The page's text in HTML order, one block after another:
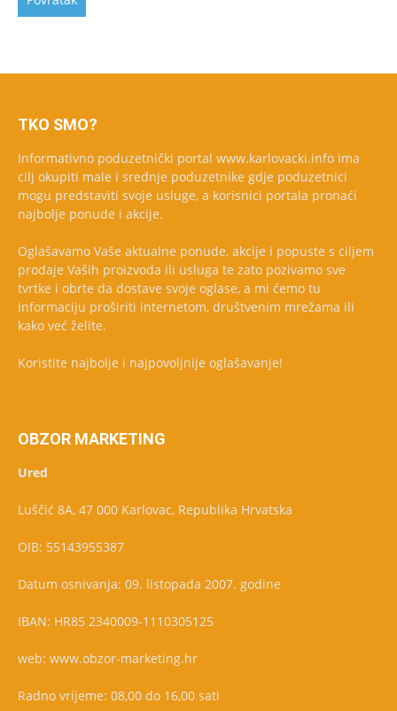
TKO SMO?
Informativno poduzetnički portal www.karlovacki.info ima
cilj okupiti male i srednje poduzetnike gdje poduzetnici
mogu predstaviti svoje usluge, a korisnici portala pronaći
najbolje ponude i akcije.
Oglašavamo Vaše aktualne ponude, akcije i popuste s ciljem
prodaje Vaših proizvoda ili usluga te zato pozivamo sve
tvrtke i obrte da dostave svoje oglase, a mi ćemo tu
informaciju proširiti internetom, društvenim mrežama ili
kako već želite.
Koristite najbolje i najpovoljnije oglašavanje!
OBZOR MARKETING
Ured
Luščić 8A, 47 000 Karlovac, Republika Hrvatska
OIB: 55143955387
Datum osnivanja: 09. listopada 2007. godine
IBAN: HR85 2340009-1110305125
web: www.obzor-marketing.hr
Radno vrijeme: 08,00 do 16,00 sati